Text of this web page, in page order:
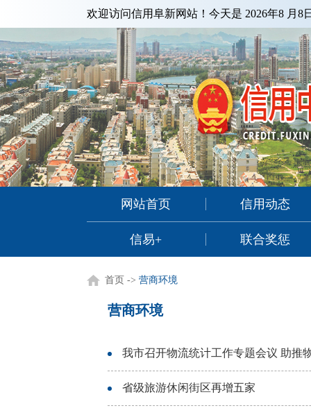
欢迎访问信用阜新网站！今天是 2026年8 月8
网站首页 信用动态
信易+ 联合奖惩
首页 -> 营商环境
营商环境
我市召开物流统计工作专题会议 助推
省级旅游休闲街区再增五家